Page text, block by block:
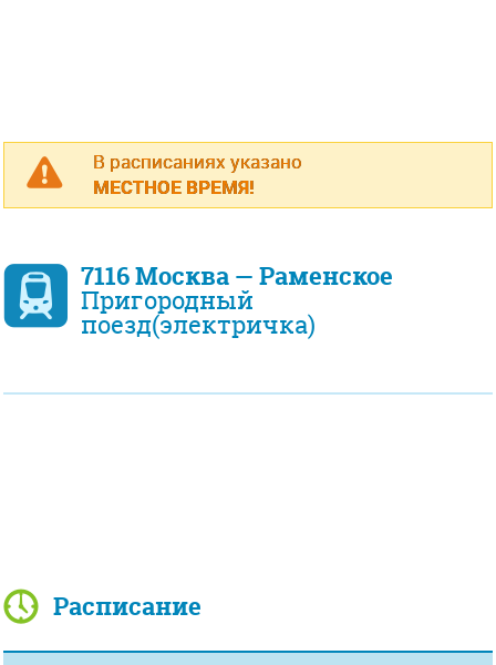
В расписаниях указано
МЕСТНОЕ ВРЕМЯ!
7116 Москва — Раменское
Пригородный
поезд(электричка)
Расписание